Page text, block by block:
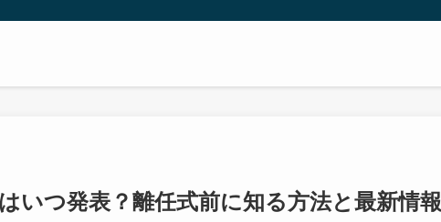
いつ発表？離任式前に知る方法と最新情報